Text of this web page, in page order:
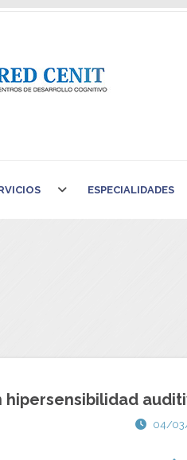
ESPECIALIDADES
hipersensibilidad
04/